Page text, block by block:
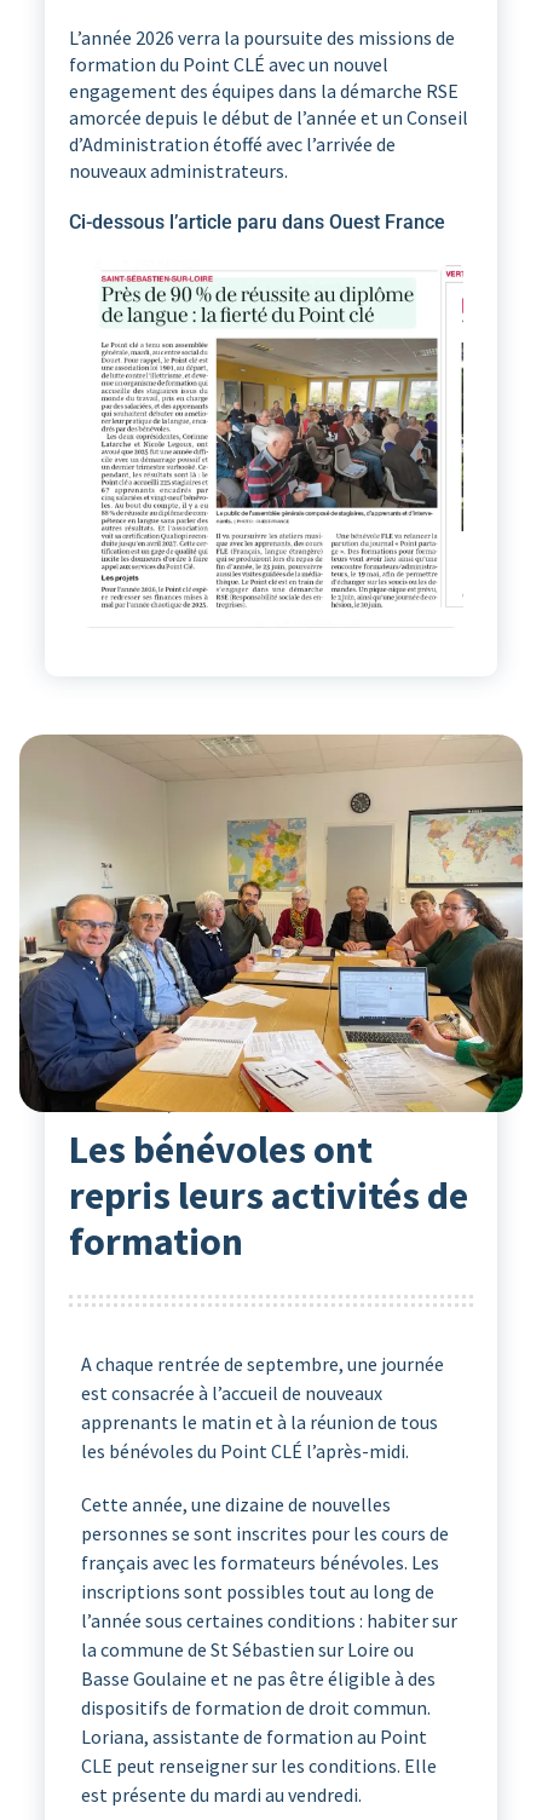
L’année 2026 verra la poursuite des missions de
formation du Point CLÉ avec un nouvel
engagement des équipes dans la démarche RSE
amorcée depuis le début de l’année et un Conseil
d’Administration étoffé avec l’arrivée de
nouveaux administrateurs.
Ci-dessous l’article paru dans Ouest France
Actualités
Oct 2025 Christine Charbonnier
Les bénévoles ont
repris leurs activités de
formation
A chaque rentrée de septembre, une journée
est consacrée à l’accueil de nouveaux
apprenants le matin et à la réunion de tous
les bénévoles du Point CLÉ l’après-midi.
Cette année, une dizaine de nouvelles
personnes se sont inscrites pour les cours de
français avec les formateurs bénévoles. Les
inscriptions sont possibles tout au long de
l’année sous certaines conditions : habiter sur
la commune de St Sébastien sur Loire ou
Basse Goulaine et ne pas être éligible à des
dispositifs de formation de droit commun.
Loriana, assistante de formation au Point
CLE peut renseigner sur les conditions. Elle
est présente du mardi au vendredi.